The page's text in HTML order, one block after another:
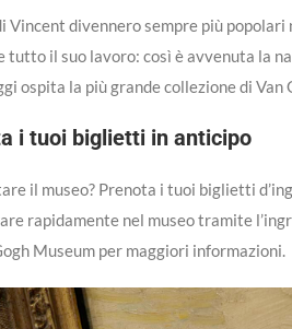
Vincent divennero sempre più
tutto il suo lavoro: così è avvenuta la
ospita la più grande collezione di Van
i tuoi biglietti in anticipo
il museo? Prenota i tuoi biglietti
rapidamente nel museo tramite
Museum per maggiori informazioni.